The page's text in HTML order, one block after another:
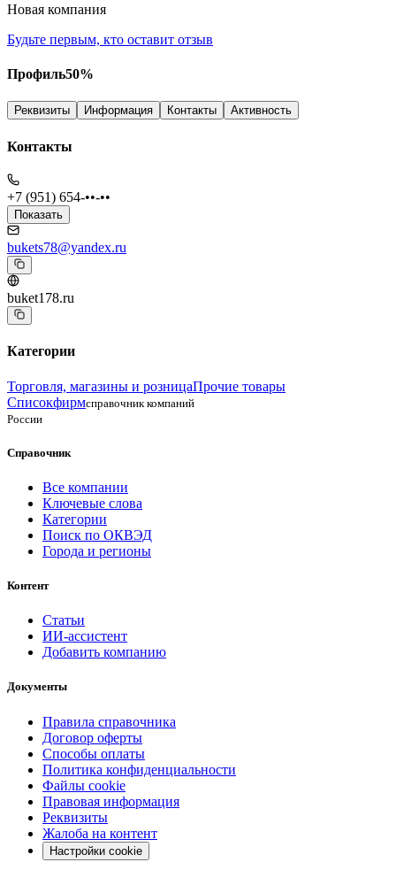
Новая компания
Будьте первым, кто оставит отзыв
Профиль50%
Реквизиты Информация Контакты Активность
Контакты
+7 (951) 654-••-••
Показать
bukets78@yandex.ru
buket178.ru
Категории
Торговля, магазины и розницаПрочие товары
Списокфирмсправочник компаний
России
Справочник
Все компании
Ключевые слова
Категории
Поиск по ОКВЭД
Города и регионы
Контент
Статьи
ИИ-ассистент
Добавить компанию
Документы
Правила справочника
Договор оферты
Способы оплаты
Политика конфиденциальности
Файлы cookie
Правовая информация
Реквизиты
Жалоба на контент
Настройки cookie